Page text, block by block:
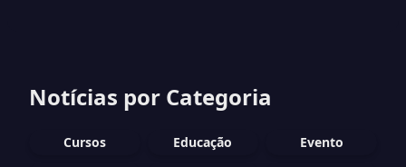
Notícias por Categoria
Cursos Educação
Evento